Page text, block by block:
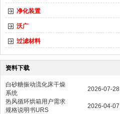
净化装置
沃广
过滤材料
资料下载
白砂糖振动流化床干燥
系统
2026-07-28
热风循环烘箱用户需求
规格说明书URS
2026-04-07